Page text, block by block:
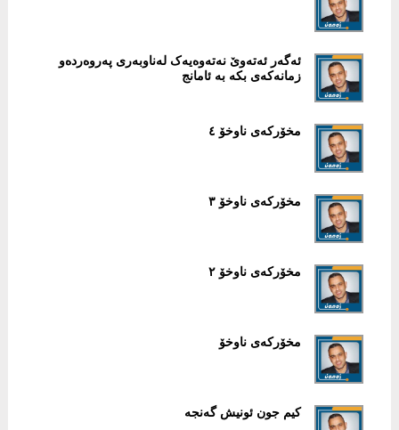
ئەگەر ئەتەوێ نەتەوەیەک لەناوبەری پەروەردەو
زمانەکەی بکە بە ئامانج
مخۆرکەی ناوخۆ ٤
مخۆرکەی ناوخۆ ٣
مخۆرکەی ناوخۆ ٢
مخۆرکەی ناوخۆ
کیم جون ئونیش گەنجە